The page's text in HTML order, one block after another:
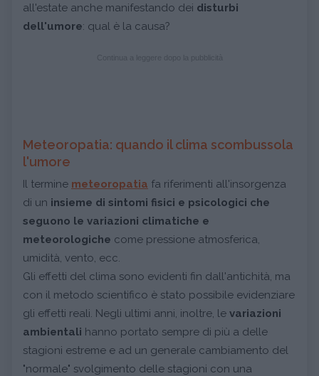
all'estate anche manifestando dei disturbi
dell'umore: qual è la causa?
Meteoropatia: quando il clima scombussola
l'umore
Il termine meteoropatia fa riferimenti all'insorgenza
di un insieme di sintomi fisici e psicologici che
seguono le variazioni climatiche e
meteorologiche come pressione atmosferica,
umidità, vento, ecc.
Gli effetti del clima sono evidenti fin dall'antichità, ma
con il metodo scientifico è stato possibile evidenziare
gli effetti reali. Negli ultimi anni, inoltre, le variazioni
ambientali hanno portato sempre di più a delle
stagioni estreme e ad un generale cambiamento del
"normale" svolgimento delle stagioni con una